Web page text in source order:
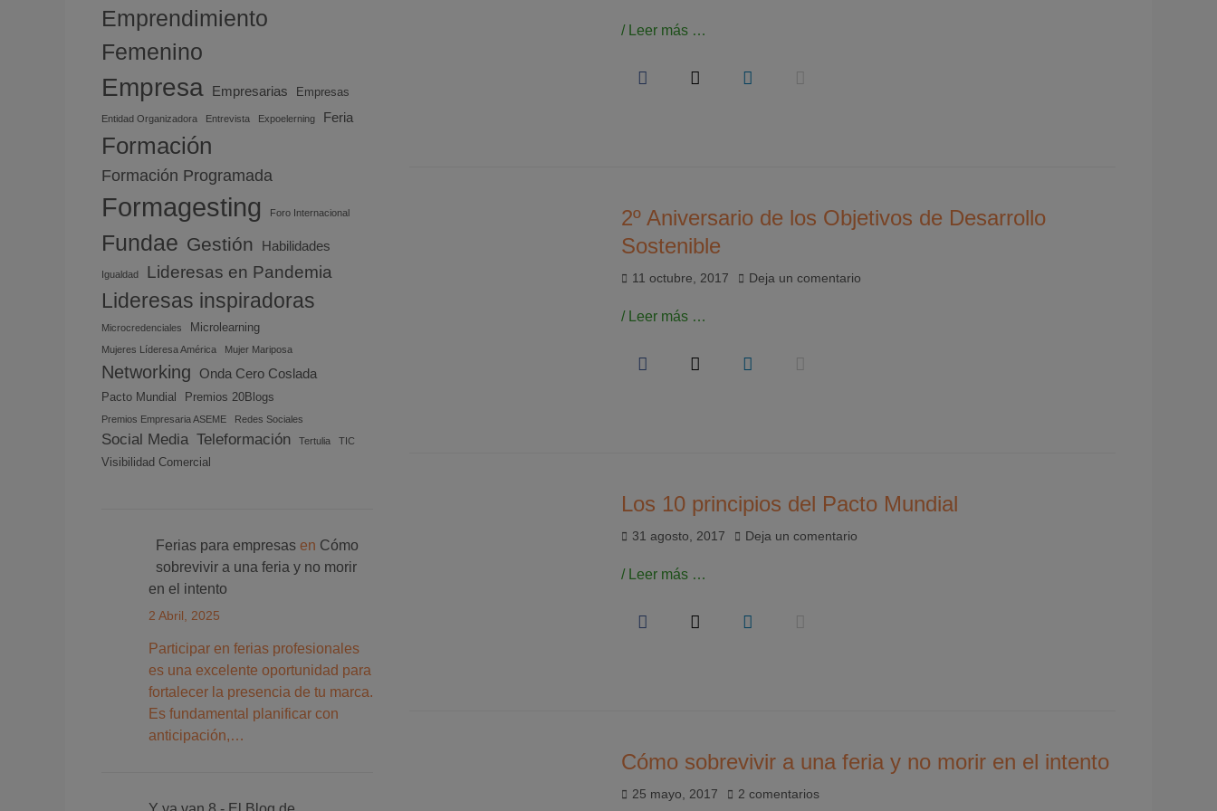
/ Leer más …
2º Aniversario de los Objetivos de Desarrollo
Sostenible
Publicado
11 octubre, 2017 Deja un comentario
/ Leer más …
Los 10 principios del Pacto Mundial
Publicado
31 agosto, 2017 Deja un comentario
/ Leer más …
Cómo sobrevivir a una feria y no morir en el intento
Publicado
25 mayo, 2017 2 comentarios
Emprendimiento
Femenino
Empresa Empresarias Empresas
Entidad Organizadora Entrevista Expoelerning Feria
Formación
Formación Programada
Formagesting Foro Internacional
Fundae Gestión Habilidades
Igualdad Lideresas en Pandemia
Lideresas inspiradoras
Microcredenciales Microlearning
Mujeres Líderesa América Mujer Mariposa
Networking Onda Cero Coslada
Pacto Mundial Premios 20Blogs
Premios Empresaria ASEME Redes Sociales
Social Media Teleformación Tertulia TIC
Visibilidad Comercial
Ferias para empresas en Cómo
sobrevivir a una feria y no morir
en el intento
2 Abril, 2025
Participar en ferias profesionales
es una excelente oportunidad para
fortalecer la presencia de tu marca.
Es fundamental planificar con
anticipación,…